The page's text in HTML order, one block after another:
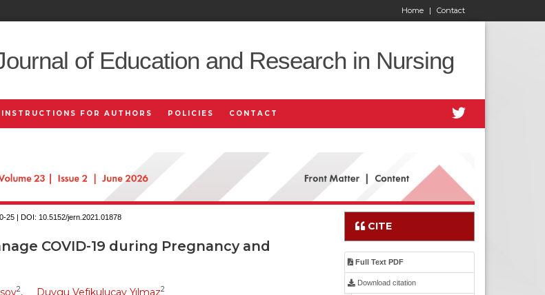
Contact
Home |
of Education and Research in Nursing
INSTRUCTIONS FOR AUTHORS POLICIES CONTACT
25 | DOI: 10.5152/jern.2021.01878
COVID-19 during Pregnancy and
2, Duygu Vefikuluçay Yılmaz2
CITE
Full Text PDF
Download citation